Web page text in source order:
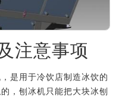
注意事项
是用于冷饮店制造冰饮的
，刨冰机只能把大块冰刨